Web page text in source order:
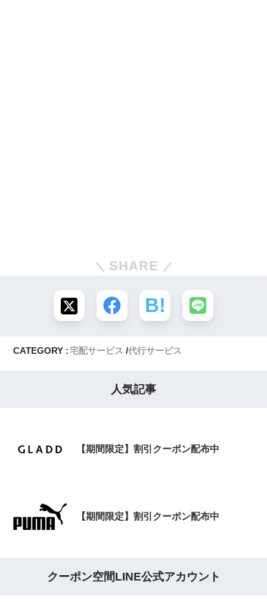
SHARE
CATEGORY :宅配サービス 代行サービス
人気記事
【期間限定】割引クーポン配布中
【期間限定】割引クーポン配布中
クーポン空間LINE公式アカウント